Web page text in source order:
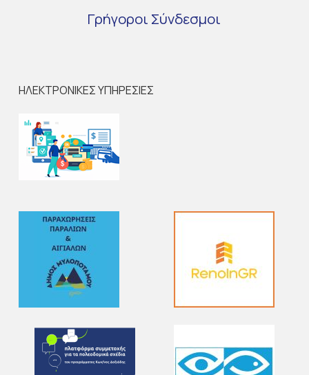
Γρήγοροι Σύνδεσμοι
ΗΛΕΚΤΡΟΝΙΚΕΣ ΥΠΗΡΕΣΙΕΣ